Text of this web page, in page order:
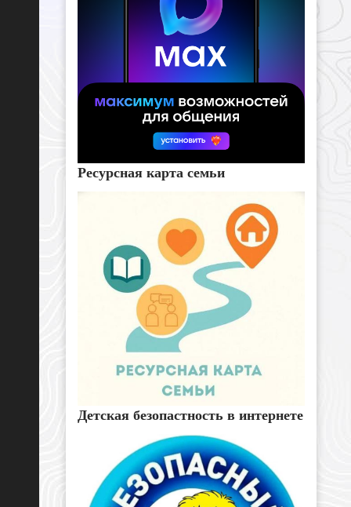
Ресурсная карта семьи
Детская безопастность в интернете